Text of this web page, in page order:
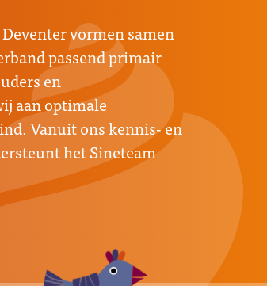
vormen samen
passend primair
en
aan optimale
Vanuit ons kennis- en
het Sineteam